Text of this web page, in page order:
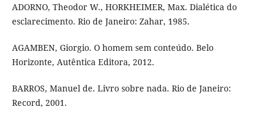
ADORNO, Theodor W., HORKHEIMER, Max. Dialética do
esclarecimento. Rio de Janeiro: Zahar, 1985.
AGAMBEN, Giorgio. O homem sem conteúdo. Belo
Horizonte, Autêntica Editora, 2012.
BARROS, Manuel de. Livro sobre nada. Rio de Janeiro:
Record, 2001.